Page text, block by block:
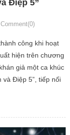
Điệp 5”
Comment(0)
công khi hoạt
hiện trên chương
giả một ca khúc
và Điệp 5”, tiếp nối